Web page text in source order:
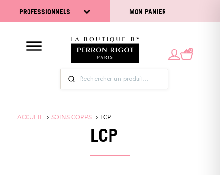
PROFESSIONNELS MON PANIER
0
ACCUEIL SOINS CORPS LCP
LCP